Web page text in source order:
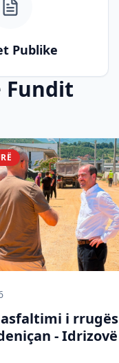
Publike
Fundit
i rrugës
- Idrizovë